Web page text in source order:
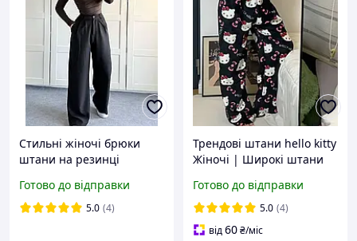
Стильні жіночі брюки
штани на резинці
SM ML чорний графіт
молоко беж
Готово до відправки
5.0 (4)
Трендові штани hello kitty
Жіночі | Широкі штани
Готово до відправки
5.0 (4)
від60₴/міс